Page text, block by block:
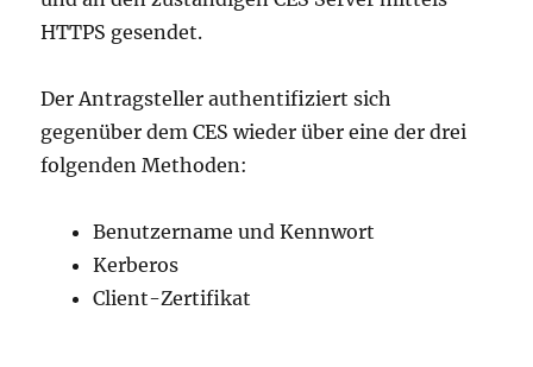
HTTPS gesendet.
Der Antragsteller authentifiziert sich
gegenüber dem CES wieder über eine der drei
folgenden Methoden:
Benutzername und Kennwort
Kerberos
Client-Zertifikat